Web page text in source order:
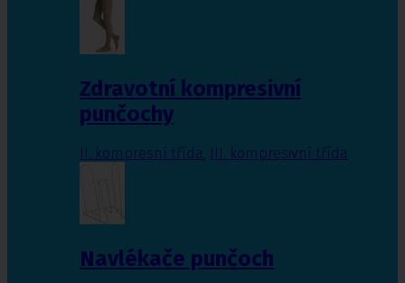
Zdravotní kompresivní
punčochy
II. kompresní třída III. kompresivní třída
Navlékače punčoch